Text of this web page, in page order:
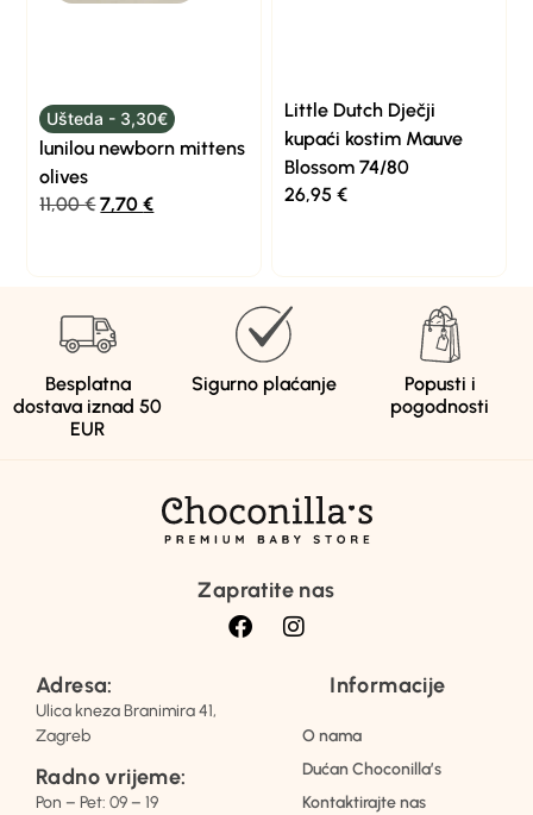
Ušteda - 3,30€
lunilou newborn mittens
olives
11,00€ 7,70€
Little Dutch Dječji
kupaći kostim Mauve
Blossom 74/80
26,95 €
Besplatna
dostava iznad 50
EUR
Sigurno plaćanje
Popusti i
pogodnosti
Zapratite nas
Adresa:
Ulica kneza Branimira 41,
Zagreb
Radno vrijeme:
Pon – Pet: 09 – 19
Informacije
O nama
Dućan Choconilla’s
Kontaktirajte nas